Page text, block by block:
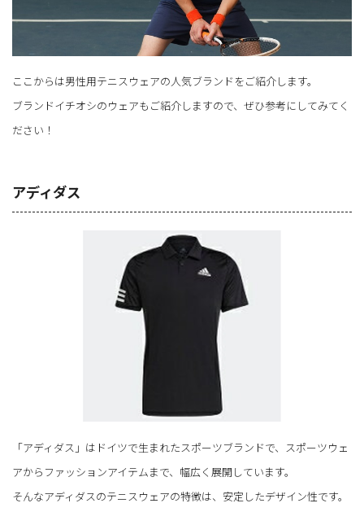
ここからは男性用テニスウェアの人気ブランドをご紹介します。
ブランドイチオシのウェアもご紹介しますので、ぜひ参考にしてみてく
ださい！
アディダス
「アディダス」はドイツで生まれたスポーツブランドで、スポーツウェ
アからファッションアイテムまで、幅広く展開しています。
そんなアディダスのテニスウェアの特徴は、安定したデザイン性です。